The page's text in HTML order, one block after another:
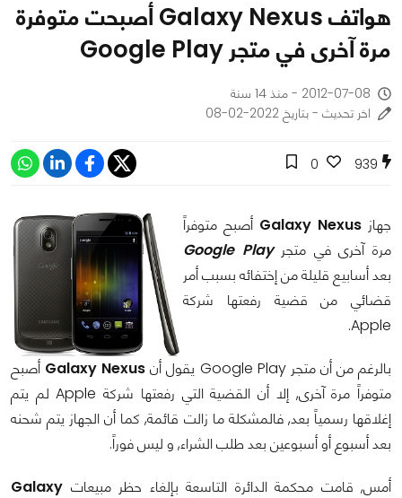
هواتف Galaxy Nexus أصبحت متوفرة
مرة آخرى في متجر Google Play
2012-07-08 - منذ 14 سنة
اخر تحديث - بتاريخ 2022-02-08
939
0
جهاز
أصبح متوفراً
مرة آخرى في متجرGoogle Play
بعد أسابيع قليلة من إختفائه بسبب أمر
قضائي من قضية رفعتها شركة
Apple.
بالرغم من أن متجر Google Play يقول أن Galaxy Nexus أصبح
متوفراً مرة آخرى, إلا أن القضية التي رفعتها شركة Apple لم يتم
إغلاقها رسمياً بعد, فالمشكلة ما زالت قائمة, كما أن الجهاز يتم شحنه
بعد أسبوع أو أسبوعين بعد طلب الشراء, و ليس فوراً.
أمس, قامت محكمة الدائرة التاسعة بإلغاء حظر مبيعات Galaxy